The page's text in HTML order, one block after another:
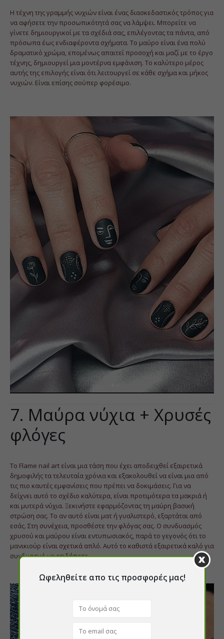
Η τέχνη της γραμμής νυχιών είναι ένας διασκεδαστικός τρόπος για
να αφήσετε την προσωπικότητά σας να λάμψει. Μπορείτε να
γίνετε δημιουργικοί με τα σχέδιά σας, επιλέγοντας τα πάντα, από
πρόσωπα έως ενδιαφέροντα σχήματα. Το μαύρο είναι ένα πολύ
δραματικό χρώμα, επομένως απαιτεί προσοχή και μαζί με το έργο
τέχνης, δημιουργεί μια μοντέρνα εμφάνιση. Το καλύτερο μέρος
αυτής της επιλογής είναι ότι λειτουργεί σε κάθε σχήμα και μήκος
νυχιών. Είναι επίσης σούπερ φορέσιμο.
7. Μαύρα νύχια + Χρυσές
φλόγες
Το Flame nail art είναι μια τάση που έχει αποδειχθεί εξαιρετικά
δημοφιλής τα τελευταία χρόνια και εξακολουθεί να είναι μια από
τις πιο καυτές εμφανίσεις που πρέπει να δοκιμάσεις. Για να
δείχνει αυτό το σχέδιο καλύτερα, είναι προτιμότερα τα μακριά ή
και μυτερά νύχια. Ξεκινήστε εφαρμόζοντας τη μαύρη βασική
στρώση σας. Το αν αυτό είναι ματ ή γυαλιστερό, εξαρτάται από
εσάς. Στη συνέχεια, προσθέστε την φλόγας σας. Ο συνδυασμός
χρυσού και μαύρου είναι εντυπωσιακός, παρά το γεγονός ότι το
μανικιούρ είναι σχετικά απλό. Αυτό το καθιστά εξαιρετικά καλό για
συνδυασμό με οτιδήποτε.
Ωφεληθείτε απο τις προσφορές μας!